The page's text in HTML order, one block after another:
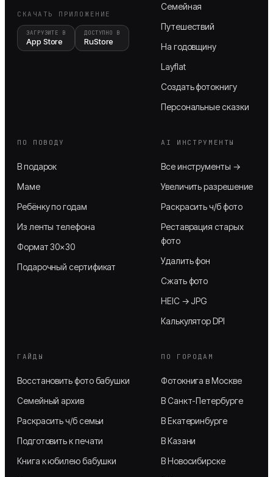
СКАЧАТЬ ПРИЛОЖЕНИЕ
ЗАГРУЗИТЕ В
App Store
ДОСТУПНО В
RuStore
Семейная
Путешествий
На годовщину
Layflat
Создать фотокнигу
Персональные сказки
ПО ПОВОДУ
В подарок
Маме
Ребёнку по годам
Из ленты телефона
Формат 30×30
Подарочный сертификат
AI ИНСТРУМЕНТЫ
Все инструменты →
Увеличить разрешение
Раскрасить ч/б фото
Реставрация старых
фото
Удалить фон
Сжать фото
HEIC → JPG
Калькулятор DPI
ГАЙДЫ
Восстановить фото бабушки
Семейный архив
Раскрасить ч/б семьи
Подготовить к печати
Книга к юбилею бабушки
ПО ГОРОДАМ
Фотокнига в Москве
В Санкт-Петербурге
В Екатеринбурге
В Казани
В Новосибирске